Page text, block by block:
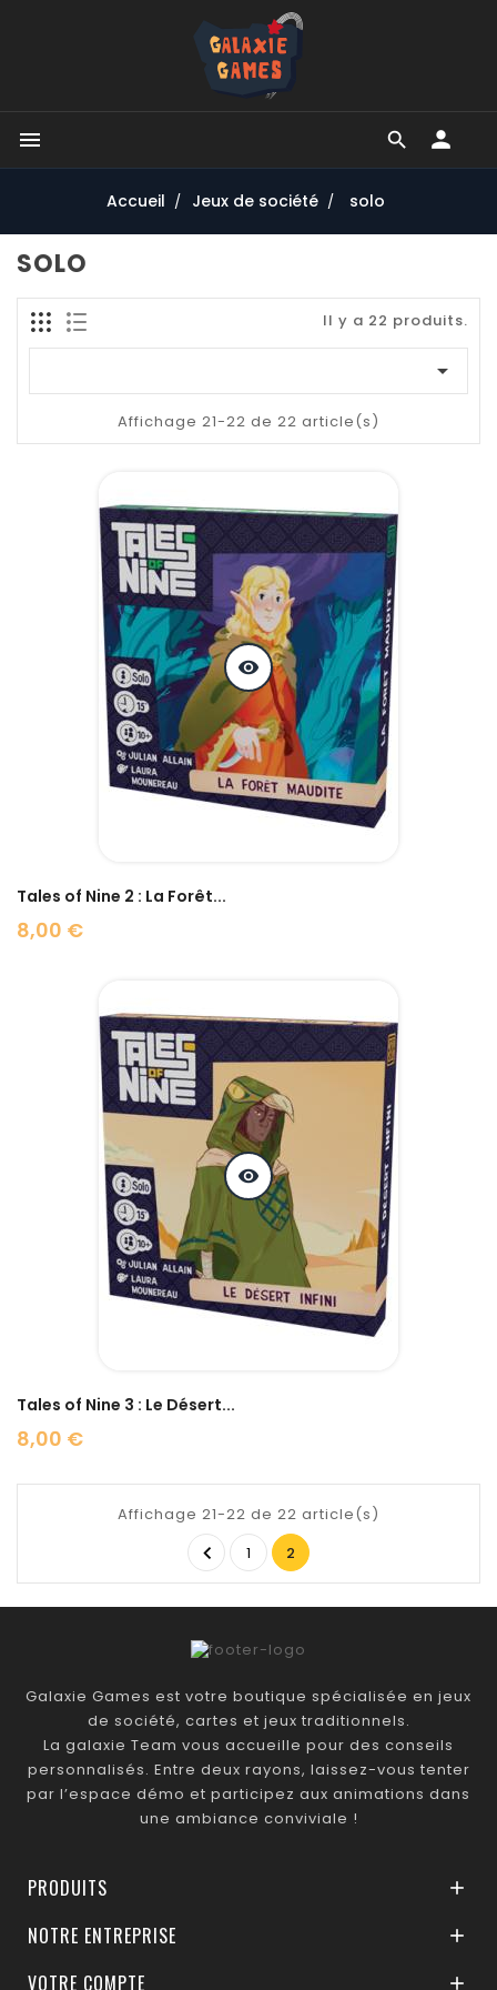


Accueil Jeux de société solo
SOLO
Il y a 22 produits.

Affichage 21-22 de 22 article(s)
visibility
Tales of Nine 2 : La Forêt...
8,00 €
Prix
visibility
Tales of Nine 3 : Le Désert...
8,00 €
Prix
Affichage 21-22 de 22 article(s)
 1 2
Galaxie Games est votre boutique spécialisée en jeux
de société, cartes et jeux traditionnels.
La galaxie Team vous accueille pour des conseils
personnalisés. Entre deux rayons, laissez-vous tenter
par l’espace démo et participez aux animations dans
une ambiance conviviale !
PRODUITS 
NOTRE ENTREPRISE 
VOTRE COMPTE 